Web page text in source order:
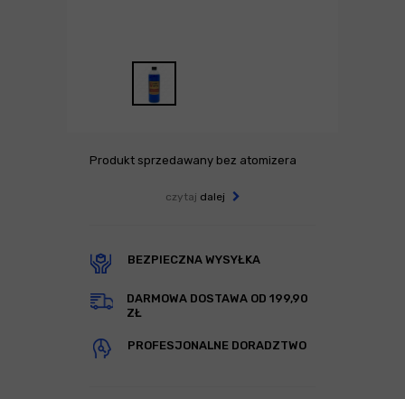
Produkt sprzedawany bez atomizera
czytaj dalej
BEZPIECZNA WYSYŁKA
DARMOWA DOSTAWA OD 199,90
ZŁ
PROFESJONALNE DORADZTWO